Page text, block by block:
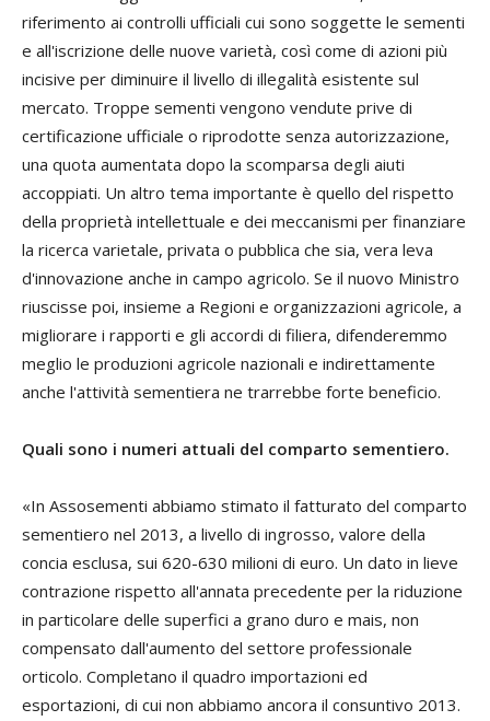
riferimento ai controlli ufficiali cui sono soggette le sementi
e all'iscrizione delle nuove varietà, così come di azioni più
incisive per diminuire il livello di illegalità esistente sul
mercato. Troppe sementi vengono vendute prive di
certificazione ufficiale o riprodotte senza autorizzazione,
una quota aumentata dopo la scomparsa degli aiuti
accoppiati. Un altro tema importante è quello del rispetto
della proprietà intellettuale e dei meccanismi per finanziare
la ricerca varietale, privata o pubblica che sia, vera leva
d'innovazione anche in campo agricolo. Se il nuovo Ministro
riuscisse poi, insieme a Regioni e organizzazioni agricole, a
migliorare i rapporti e gli accordi di filiera, difenderemmo
meglio le produzioni agricole nazionali e indirettamente
anche l'attività sementiera ne trarrebbe forte beneficio.
Quali sono i numeri attuali del comparto sementiero.
«In Assosementi abbiamo stimato il fatturato del comparto
sementiero nel 2013, a livello di ingrosso, valore della
concia esclusa, sui 620-630 milioni di euro. Un dato in lieve
contrazione rispetto all'annata precedente per la riduzione
in particolare delle superfici a grano duro e mais, non
compensato dall'aumento del settore professionale
orticolo. Completano il quadro importazioni ed
esportazioni, di cui non abbiamo ancora il consuntivo 2013.